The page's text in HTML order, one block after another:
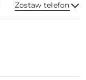
Zostaw telefon